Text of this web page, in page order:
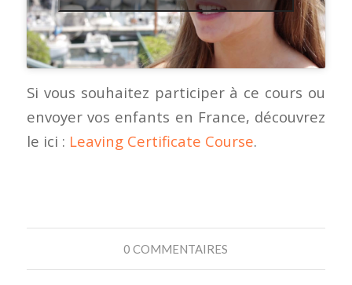
Si vous souhaitez participer à ce cours ou
envoyer vos enfants en France, découvrez
le ici : Leaving Certificate Course.
0 COMMENTAIRES